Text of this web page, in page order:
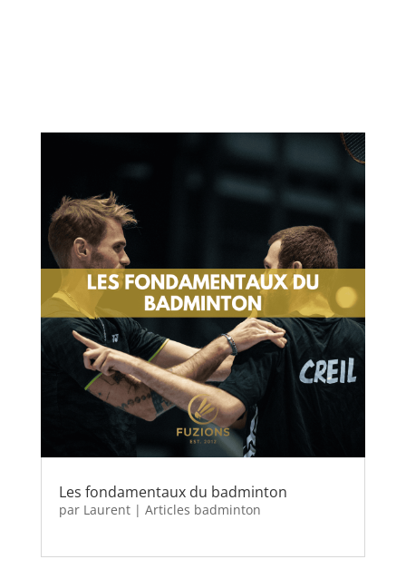
Les fondamentaux du badminton
par Laurent| Articles badminton